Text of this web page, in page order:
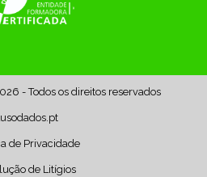
- Todos os direitos reservados
de Privacidade
de Litígios